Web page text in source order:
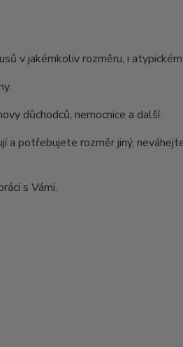
v jakémkoliv rozměru, i atypickém
důchodců, nemocnice a další.
a potřebujete rozměr jiný,
s Vámi.